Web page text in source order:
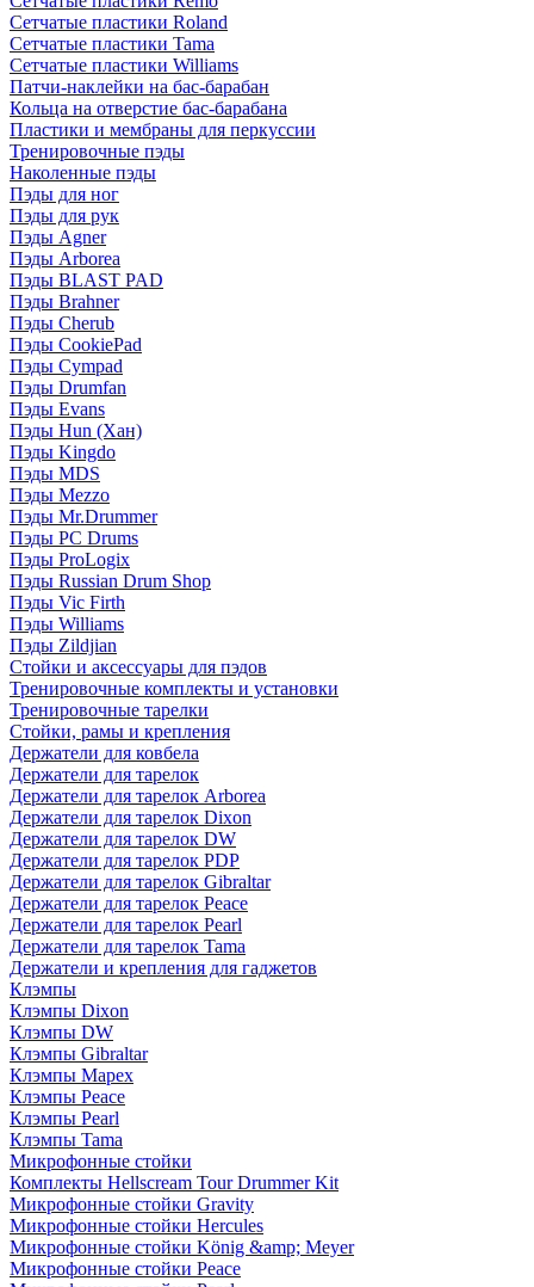
Сетчатые пластики Roland
Сетчатые пластики Tama
Сетчатые пластики Williams
Патчи-наклейки на бас-барабан
Кольца на отверстие бас-барабана
Пластики и мембраны для перкуссии
Тренировочные пэды
Наколенные пэды
Пэды для ног
Пэды для рук
Пэды Agner
Пэды Arborea
Пэды BLAST PAD
Пэды Brahner
Пэды Cherub
Пэды CookiePad
Пэды Cympad
Пэды Drumfan
Пэды Evans
Пэды Hun (Хан)
Пэды Kingdo
Пэды MDS
Пэды Mezzo
Пэды Mr.Drummer
Пэды PC Drums
Пэды ProLogix
Пэды Russian Drum Shop
Пэды Vic Firth
Пэды Williams
Пэды Zildjian
Стойки и аксессуары для пэдов
Тренировочные комплекты и установки
Тренировочные тарелки
Стойки, рамы и крепления
Держатели для ковбела
Держатели для тарелок
Держатели для тарелок Arborea
Держатели для тарелок Dixon
Держатели для тарелок DW
Держатели для тарелок PDP
Держатели для тарелок Gibraltar
Держатели для тарелок Peace
Держатели для тарелок Pearl
Держатели для тарелок Tama
Держатели и крепления для гаджетов
Клэмпы
Клэмпы Dixon
Клэмпы DW
Клэмпы Gibraltar
Клэмпы Mapex
Клэмпы Peace
Клэмпы Pearl
Клэмпы Tama
Микрофонные стойки
Комплекты Hellscream Tour Drummer Kit
Микрофонные стойки Gravity
Микрофонные стойки Hercules
Микрофонные стойки König &amp; Meyer
Микрофонные стойки Peace